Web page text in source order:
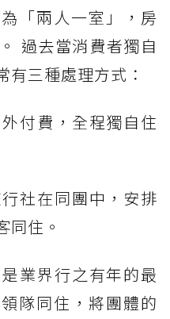
「兩人一室」，房
過去當消費者獨自
有三種處理方式：
付費，全程獨自住
社在同團中，安排
同住。
業界行之有年的最
隊同住，將團體的